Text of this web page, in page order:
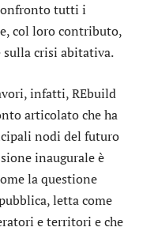
tutti i
col loro contributo,
sulla crisi abitativa.
infatti, REbuild
articolato che ha
nodi del futuro
inaugurale è
la questione
letta come
e territori e che